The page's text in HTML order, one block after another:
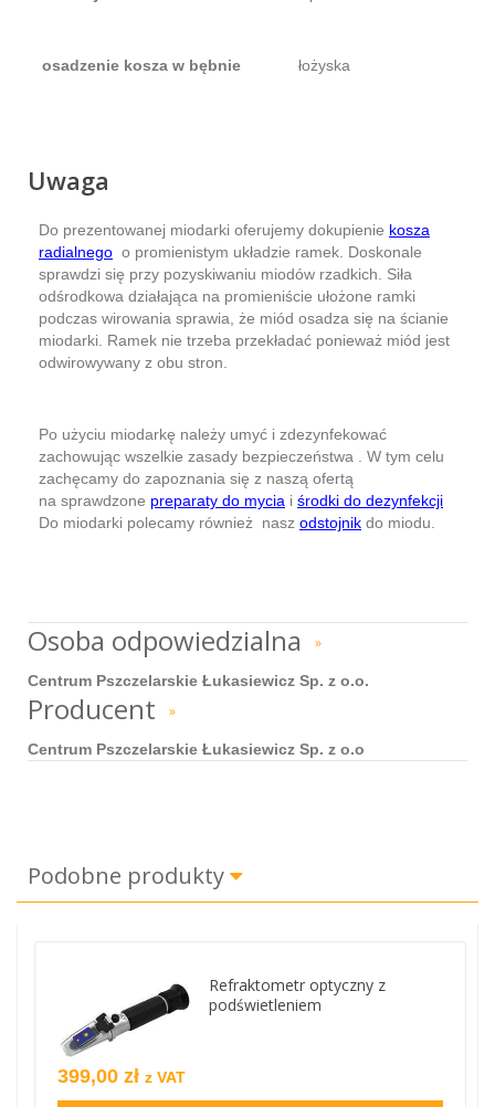
osadzenie kosza w bębnie łożyska
Uwaga
Do prezentowanej miodarki oferujemy dokupienie kosza
radialnego o promienistym układzie ramek. Doskonale
sprawdzi się przy pozyskiwaniu miodów rzadkich. Siła
odśrodkowa działająca na promieniście ułożone ramki
podczas wirowania sprawia, że miód osadza się na ścianie
miodarki. Ramek nie trzeba przekładać ponieważ miód jest
odwirowywany z obu stron.
Po użyciu miodarkę należy umyć i zdezynfekować
zachowując wszelkie zasady bezpieczeństwa . W tym celu
zachęcamy do zapoznania się z naszą ofertą
na sprawdzone preparaty do mycia i środki do dezynfekcji
Do miodarki polecamy również nasz odstojnik do miodu.
Osoba odpowiedzialna »
Centrum Pszczelarskie Łukasiewicz Sp. z o.o.
Producent »
Centrum Pszczelarskie Łukasiewicz Sp. z o.o
Podobne produkty
Refraktometr optyczny z
podświetleniem
399,00 zł z VAT